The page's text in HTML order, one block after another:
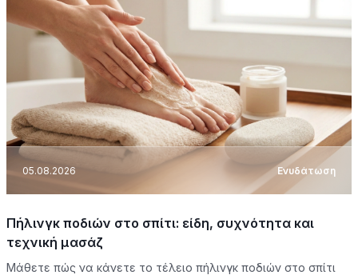
05.08.2026 Ενυδάτωση
Πήλινγκ ποδιών στο σπίτι: είδη, συχνότητα και
τεχνική μασάζ
Μάθετε πώς να κάνετε το τέλειο πήλινγκ ποδιών στο σπίτι